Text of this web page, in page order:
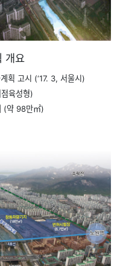
개요
획 고시 (‘17. 3, 서울시)
육성형)
(약 98만㎡)